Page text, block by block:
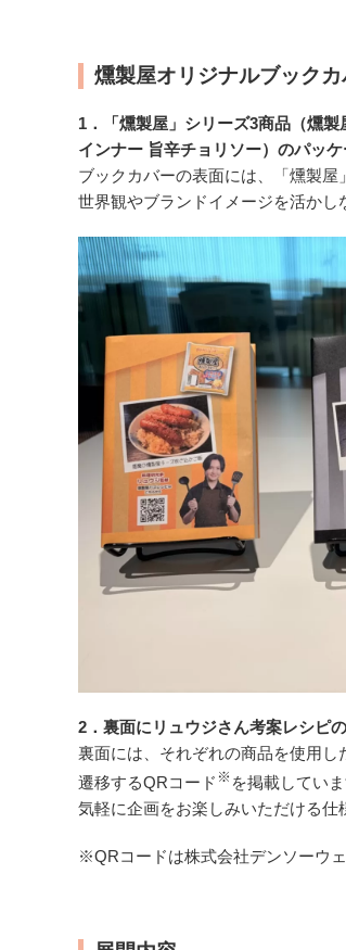
燻製屋オリジナルブック
1．「燻製屋」シリーズ3商品（燻
インナー 旨辛チョリソー）のパッ
ブックカバーの表面には、「燻製
世界観やブランドイメージを活かし
2． 裏面にリュウジさん考案レシピ
裏面には、それぞれの商品を使用
遷移するQRコード ※ を掲載してい
気軽に企画をお楽しみいただける仕
※QRコードは株式会社デンソーウ